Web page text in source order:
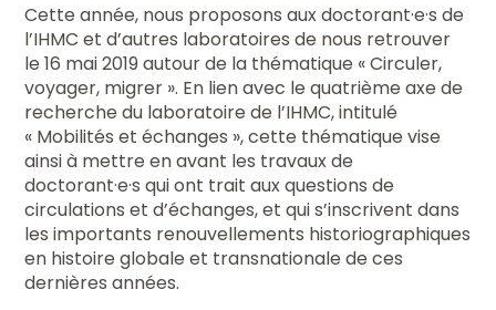
Cette année, nous proposons aux doctorant·e·s de
l’IHMC et d’autres laboratoires de nous retrouver
le 16 mai 2019 autour de la thématique « Circuler,
voyager, migrer ». En lien avec le quatrième axe de
recherche du laboratoire de l’IHMC, intitulé
« Mobilités et échanges », cette thématique vise
ainsi à mettre en avant les travaux de
doctorant·e·s qui ont trait aux questions de
circulations et d’échanges, et qui s’inscrivent dans
les importants renouvellements historiographiques
en histoire globale et transnationale de ces
dernières années.